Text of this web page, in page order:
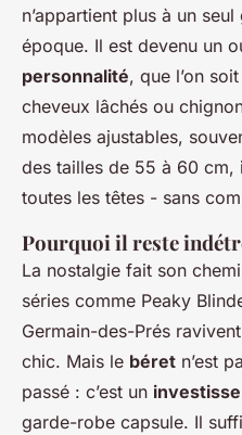
n’appartient plus à un
époque. Il est devenu un
personnalité, que l’on
cheveux lâchés ou
modèles ajustables,
des tailles de 55 à 60 cm,
toutes les têtes - sans
Pourquoi il reste
La nostalgie fait son
séries comme Peaky
Germain-des-Prés
chic. Mais le béret n’est
passé : c’est un
garde-robe capsule. Il